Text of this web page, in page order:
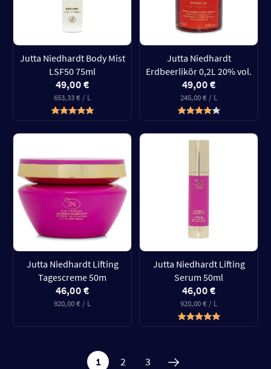
Jutta Niedhardt Body Mist
LSF50 75ml
49,00 €
653,33 € / L
Jutta Niedhardt
Erdbeerlikör 0,2L 20% vol.
49,00 €
245,00 € / L
Jutta Niedhardt Lifting
Tagescreme 50m
46,00 €
920,00 € / L
Jutta Niedhardt Lifting
Serum 50ml
46,00 €
920,00 € / L
1 2 3